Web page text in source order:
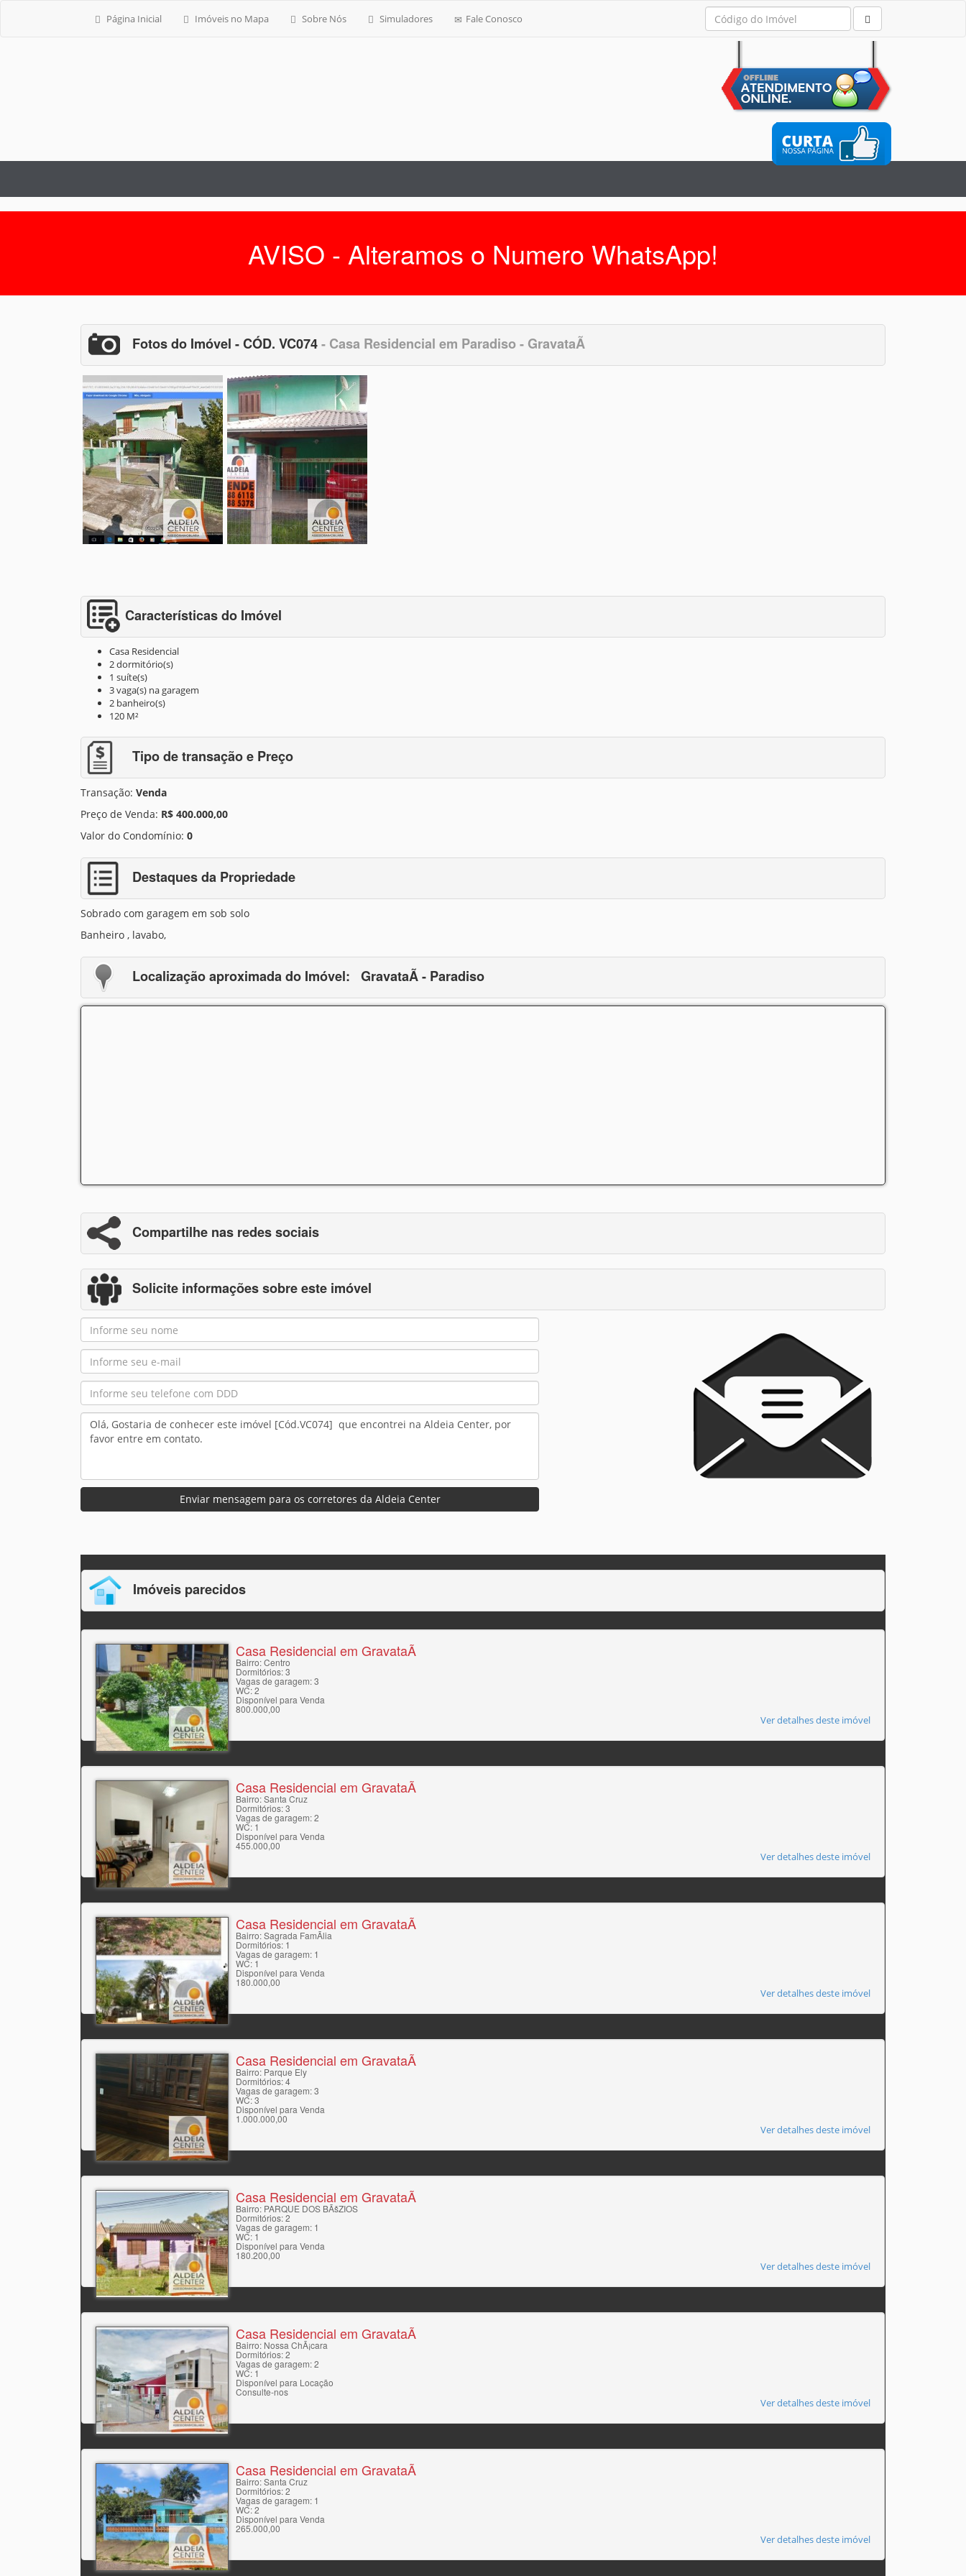
Página Inicial Imóveis no Mapa Sobre Nós Simuladores Fale Conosco
AVISO - Alteramos o Numero WhatsApp!
Fotos do Imóvel - CÓD. VC074- Casa Residencial em Paradiso - GravataÃ­
Características do Imóvel
Casa Residencial
2 dormitório(s)
1 suíte(s)
3 vaga(s) na garagem
2 banheiro(s)
120 M²
Tipo de transação e Preço
Transação: Venda
Preço de Venda: R$ 400.000,00
Valor do Condomínio: 0
Destaques da Propriedade
Sobrado com garagem em sob solo
Banheiro , lavabo,
Localização aproximada do Imóvel: GravataÃ­ - Paradiso
Compartilhe nas redes sociais
Solicite informações sobre este imóvel
Enviar mensagem para os corretores da Aldeia Center
Imóveis parecidos
Casa Residencial em GravataÃ­
Bairro: Centro
Dormitórios: 3
Vagas de garagem: 3
WC: 2
Disponível para Venda
800.000,00
Ver detalhes deste imóvel
Casa Residencial em GravataÃ­
Bairro: Santa Cruz
Dormitórios: 3
Vagas de garagem: 2
WC: 1
Disponível para Venda
455.000,00
Ver detalhes deste imóvel
Casa Residencial em GravataÃ­
Bairro: Sagrada FamÃ­lia
Dormitórios: 1
Vagas de garagem: 1
WC: 1
Disponível para Venda
180.000,00
Ver detalhes deste imóvel
Casa Residencial em GravataÃ­
Bairro: Parque Ely
Dormitórios: 4
Vagas de garagem: 3
WC: 3
Disponível para Venda
1.000.000,00
Ver detalhes deste imóvel
Casa Residencial em GravataÃ­
Bairro: PARQUE DOS BÃšZIOS
Dormitórios: 2
Vagas de garagem: 1
WC: 1
Disponível para Venda
180.200,00
Ver detalhes deste imóvel
Casa Residencial em GravataÃ­
Bairro: Nossa ChÃ¡cara
Dormitórios: 2
Vagas de garagem: 2
WC: 1
Disponível para Locação
Consulte-nos
Ver detalhes deste imóvel
Casa Residencial em GravataÃ­
Bairro: Santa Cruz
Dormitórios: 2
Vagas de garagem: 1
WC: 2
Disponível para Venda
265.000,00
Ver detalhes deste imóvel